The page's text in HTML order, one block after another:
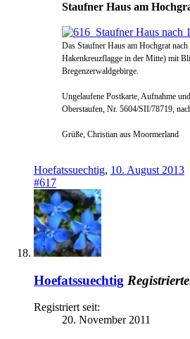
Staufner Haus am
Das Staufner Haus am Hochgrat
Hakenkreuzflagge in der Mitte) mit
Bregenzerwaldgebirge.
Ungelaufene Postkarte, Aufnahme
Oberstaufen, Nr. 5604/SII/78719,
Grüße, Christian aus Moormerland
Hoefatssuechtig, 10. August 2013
#617
Hoefatssuechtig
Registriert seit:
20. November 2011